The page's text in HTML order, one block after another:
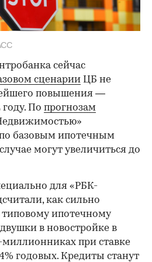
сейчас
сценарии ЦБ не
повышения —
году. По прогнозам
базовым ипотечным
могут увеличиться до
для «РБК-
как сильно
ипотечному
в новостройке в
миллионниках при ставке
годовых. Кредиты станут